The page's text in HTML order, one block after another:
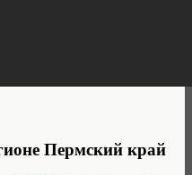
Пермский край